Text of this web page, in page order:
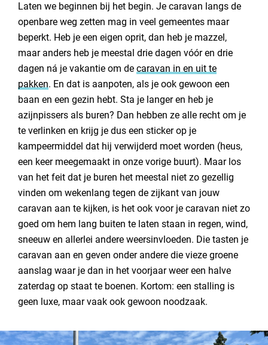
Contact opnemen
Tips en tops voor een soepele stalling
Nog even over die verzekering
Laten we beginnen bij het begin. Je caravan langs de
openbare weg zetten mag in veel gemeentes maar
beperkt. Heb je een eigen oprit, dan heb je mazzel,
maar anders heb je meestal drie dagen vóór en drie
dagen ná je vakantie om de caravan in en uit te
pakken. En dat is aanpoten, als je ook gewoon een
baan en een gezin hebt. Sta je langer en heb je
azijnpissers als buren? Dan hebben ze alle recht om je
te verlinken en krijg je dus een sticker op je
kampeermiddel dat hij verwijderd moet worden (heus,
een keer meegemaakt in onze vorige buurt). Maar los
van het feit dat je buren het meestal niet zo gezellig
vinden om wekenlang tegen de zijkant van jouw
caravan aan te kijken, is het ook voor je caravan niet zo
goed om hem lang buiten te laten staan in regen, wind,
sneeuw en allerlei andere weersinvloeden. Die tasten je
caravan aan en geven onder andere die vieze groene
aanslag waar je dan in het voorjaar weer een halve
zaterdag op staat te boenen. Kortom: een stalling is
geen luxe, maar vaak ook gewoon noodzaak.